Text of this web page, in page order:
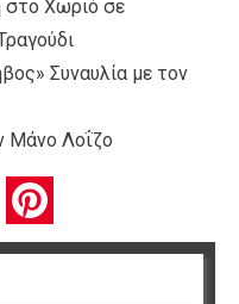
στο Χωριό σε
Συναυλία με τον
Μάνο Λοΐζο
Twitter